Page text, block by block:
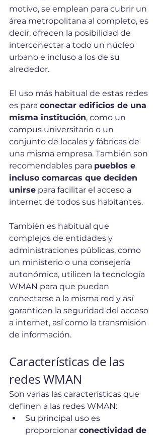
motivo, se emplean para cubrir un
área metropolitana al completo, es
decir, ofrecen la posibilidad de
interconectar a todo un núcleo
urbano e incluso a los de su
alrededor.
El uso más habitual de estas redes
es para conectar edificios de una
misma institución, como un
campus universitario o un
conjunto de locales y fábricas de
una misma empresa. También son
recomendables para pueblos e
incluso comarcas que deciden
unirse para facilitar el acceso a
internet de todos sus habitantes.
También es habitual que
complejos de entidades y
administraciones públicas, como
un ministerio o una consejería
autonómica, utilicen la tecnología
WMAN para que puedan
conectarse a la misma red y así
garanticen la seguridad del acceso
a internet, así como la transmisión
de información.
Características de las
redes WMAN
Son varias las características que
definen a las redes WMAN:
Su principal uso es
proporcionar conectividad de